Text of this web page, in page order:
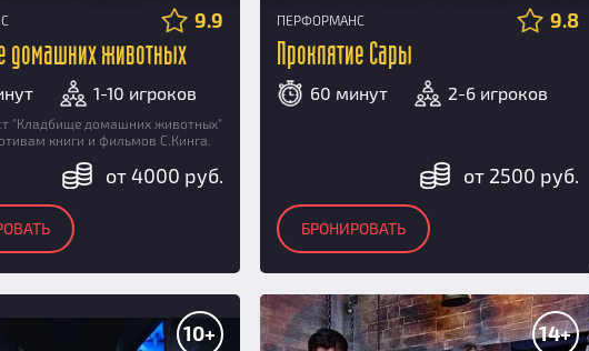
9.9
домашних животных
1-10 игроков
"Кладбище домашних животных"
книги и фильмов С.Кинга.
от 4000 руб.
ПЕРФОРМАНС 9.8
Проклятие Сары
60 минут 2-6 игроков
от 2500 руб.
БРОНИРОВАТЬ
10+ 14+